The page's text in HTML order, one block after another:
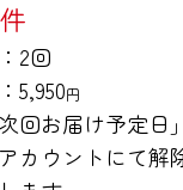
2回
5,950円
回お届け予定日
カウントにて解